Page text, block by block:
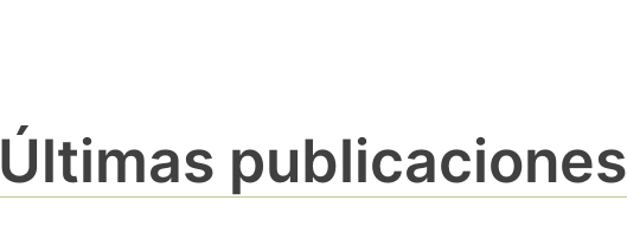
Últimas publicaciones